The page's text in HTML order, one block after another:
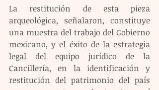
La restitución de esta pieza
arqueológica, señalaron, constituye
una muestra del trabajo del Gobierno
mexicano, y el éxito de la estrategia
legal del equipo jurídico de la
Cancillería, en la identificación y
restitución del patrimonio del país